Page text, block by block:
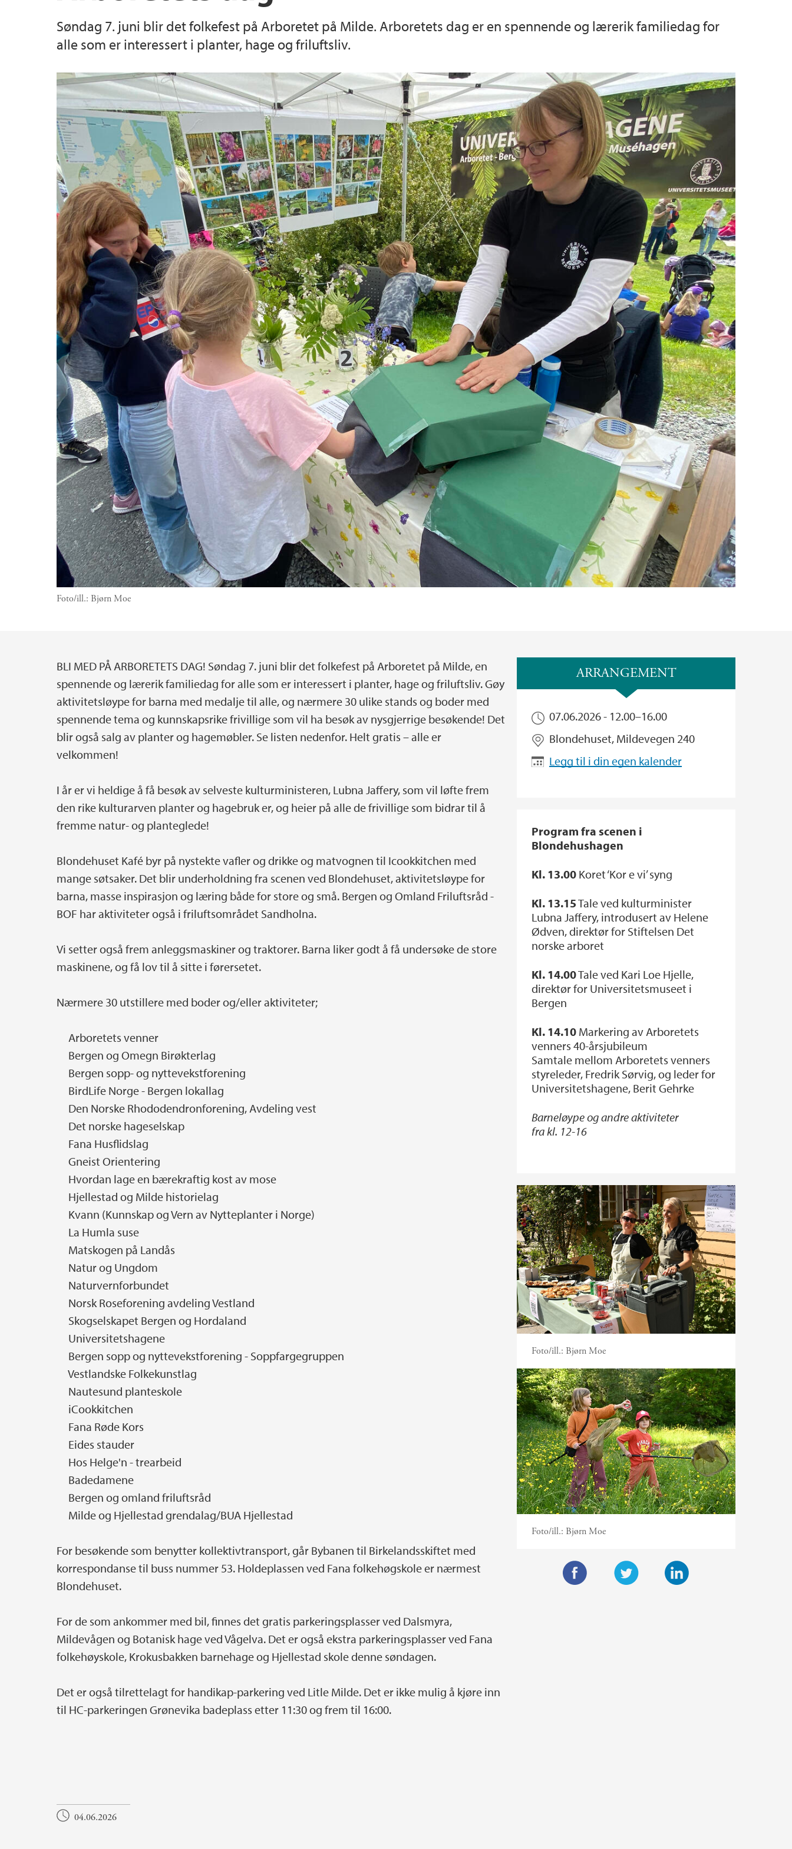
Veksthuset
Bevaring av truede arter Truende arter
Arrangementer og kurs
Omvisning på Milde
Brosjyrer
Kart over Universitetshagene på Milde
Søndag 7. juni blir det folkefest på Arboretet på Milde. Arboretets dag er en spennende og lærerik familiedag for
alle som er interessert i planter, hage og friluftsliv.
Foto/ill.: Bjørn Moe
Hovedinnhold ARRANGEMENT
07.06.2026 - 12.00–16.00
Blondehuset, Mildevegen 240
Legg til i din egen kalender
BLI MED PÅ ARBORETETS DAG! Søndag 7. juni blir det folkefest på Arboretet på Milde, en
spennende og lærerik familiedag for alle som er interessert i planter, hage og friluftsliv. Gøy
aktivitetsløype for barna med medalje til alle, og nærmere 30 ulike stands og boder med
spennende tema og kunnskapsrike frivillige som vil ha besøk av nysgjerrige besøkende! Det
blir også salg av planter og hagemøbler. Se listen nedenfor. Helt gratis – alle er
velkommen!
I år er vi heldige å få besøk av selveste kulturministeren, Lubna Jaffery, som vil løfte frem
den rike kulturarven planter og hagebruk er, og heier på alle de frivillige som bidrar til å
fremme natur- og planteglede!
Blondehuset Kafé byr på nystekte vafler og drikke og matvognen til Icookkitchen med
mange søtsaker. Det blir underholdning fra scenen ved Blondehuset, aktivitetsløype for
barna, masse inspirasjon og læring både for store og små. Bergen og Omland Friluftsråd -
BOF har aktiviteter også i friluftsområdet Sandholna.
Vi setter også frem anleggsmaskiner og traktorer. Barna liker godt å få undersøke de store
maskinene, og få lov til å sitte i førersetet.
Nærmere 30 utstillere med boder og/eller aktiviteter;
Arboretets venner
Bergen og Omegn Birøkterlag
Bergen sopp- og nyttevekstforening
BirdLife Norge - Bergen lokallag
Den Norske Rhododendronforening, Avdeling vest
Det norske hageselskap
Fana Husflidslag
Gneist Orientering
Hvordan lage en bærekraftig kost av mose
Hjellestad og Milde historielag
Kvann (Kunnskap og Vern av Nytteplanter i Norge)
La Humla suse
Matskogen på Landås
Natur og Ungdom
Naturvernforbundet
Norsk Roseforening avdeling Vestland
Skogselskapet Bergen og Hordaland
Universitetshagene
Bergen sopp og nyttevekstforening - Soppfargegruppen
Vestlandske Folkekunstlag
Nautesund planteskole
iCookkitchen
Fana Røde Kors
Eides stauder
Hos Helge'n - trearbeid
Badedamene
Bergen og omland friluftsråd
Milde og Hjellestad grendalag/BUA Hjellestad
For besøkende som benytter kollektivtransport, går Bybanen til Birkelandsskiftet med
korrespondanse til buss nummer 53. Holdeplassen ved Fana folkehøgskole er nærmest
Blondehuset.
For de som ankommer med bil, finnes det gratis parkeringsplasser ved Dalsmyra,
Mildevågen og Botanisk hage ved Vågelva. Det er også ekstra parkeringsplasser ved Fana
folkehøyskole, Krokusbakken barnehage og Hjellestad skole denne søndagen.
Det er også tilrettelagt for handikap-parkering ved Litle Milde. Det er ikke mulig å kjøre inn
til HC-parkeringen Grønevika badeplass etter 11:30 og frem til 16:00.
Program fra scenen i
Blondehushagen
Kl. 13.00 Koret ‘Kor e vi’ syng
Kl. 13.15Tale ved kulturminister
Lubna Jaffery, introdusert av Helene
Ødven, direktør for Stiftelsen Det
norske arboret
Kl. 14.00Tale ved Kari Loe Hjelle,
direktør for Universitetsmuseet i
Bergen
Kl. 14.10 Markering av Arboretets
venners 40-årsjubileum
Samtale mellom Arboretets venners
styreleder, Fredrik Sørvig, og leder for
Universitetshagene, Berit Gehrke
Barneløype og andre aktiviteter
fra kl. 12-16
Foto/ill.: Bjørn Moe
Foto/ill.: Bjørn Moe
04.06.2026